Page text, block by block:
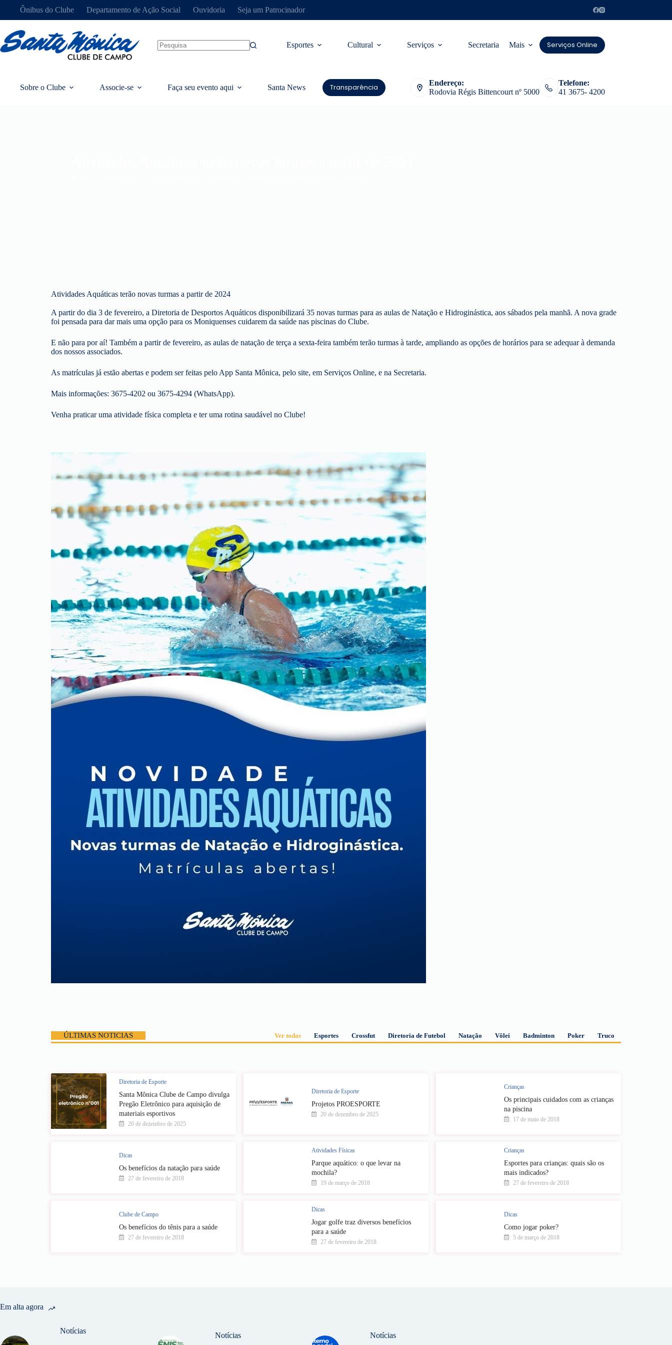
Ônibus do Clube Departamento de Ação Social Ouvidoria Seja um Patrocinador
Esportes Cultural Serviços Secretaria Mais Serviços Online
Sobre o Clube Associe-se Faça seu evento aqui Santa News Transparência
Endereço:
Rodovia Régis Bittencourt nº 5000
Telefone:
41 3675- 4200
Atividades Aquáticas terão novas turmas a partir de 2024
A partir do dia 3 de fevereiro, a Diretoria de Desportos Aquáticos disponibilizará 35 novas turmas para as aulas de Natação e Hidroginástica, aos sábados pela manhã. A nova grade
foi pensada para dar mais uma opção para os Moniquenses cuidarem da saúde nas piscinas do Clube.
E não para por aí! Também a partir de fevereiro, as aulas de natação de terça a sexta-feira também terão turmas à tarde, ampliando as opções de horários para se adequar à demanda
dos nossos associados.
As matrículas já estão abertas e podem ser feitas pelo App Santa Mônica, pelo site, em Serviços Online, e na Secretaria.
Mais informações: 3675-4202 ou 3675-4294 (WhatsApp).
Venha praticar uma atividade física completa e ter uma rotina saudável no Clube!
ÚLTIMAS NOTICIAS Ver todas Esportes Crossfut Diretoria de Futebol Natação Vôlei Badminton Poker Truco
Diretoria de Esporte
Santa Mônica Clube de Campo divulga
Pregão Eletrônico para aquisição de
materiais esportivos
20 de dezembro de 2025
Diretoria de Esporte
Projetos PROESPORTE
20 de dezembro de 2025
Crianças
Os principais cuidados com as crianças
na piscina
17 de maio de 2018
Dicas
Os benefícios da natação para saúde
27 de fevereiro de 2018
Atividades Físicas
Parque aquático: o que levar na
mochila?
19 de março de 2018
Crianças
Esportes para crianças: quais são os
mais indicados?
27 de fevereiro de 2018
Clube de Campo
Os benefícios do tênis para a saúde
27 de fevereiro de 2018
Dicas
Jogar golfe traz diversos benefícios
para a saúde
27 de fevereiro de 2018
Dicas
Como jogar poker?
5 de março de 2018
Em alta agora
Notícias
Notícias Notícias